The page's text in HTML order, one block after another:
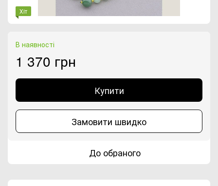
Хіт
В наявності
1 370 грн
Купити
Замовити швидко
До обраного